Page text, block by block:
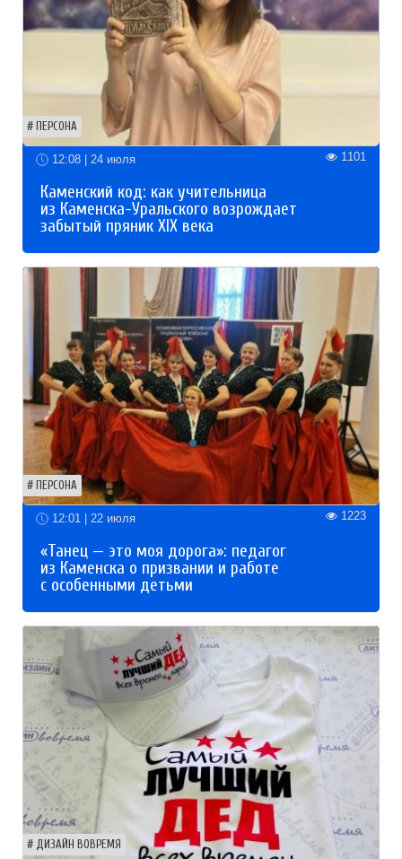
ПЕРСОНА
12:08 | 24 июля 1101
Каменский код: как учительница
из Каменска-Уральского возрождает
забытый пряник XIX века
ПЕРСОНА
12:01 | 22 июля 1223
«Танец — это моя дорога»: педагог
из Каменска о призвании и работе
с особенными детьми
ДИЗАЙН ВОВРЕМЯ